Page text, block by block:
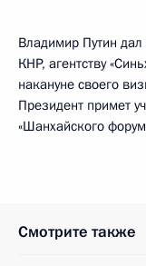
Владимир Путин
КНР, агентству
накануне своего
Президент примет
«Шанхайского
Смотрите также